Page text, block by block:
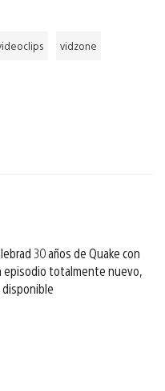
vidzone
30 años de Quake con
episodio totalmente nuevo,
disponible